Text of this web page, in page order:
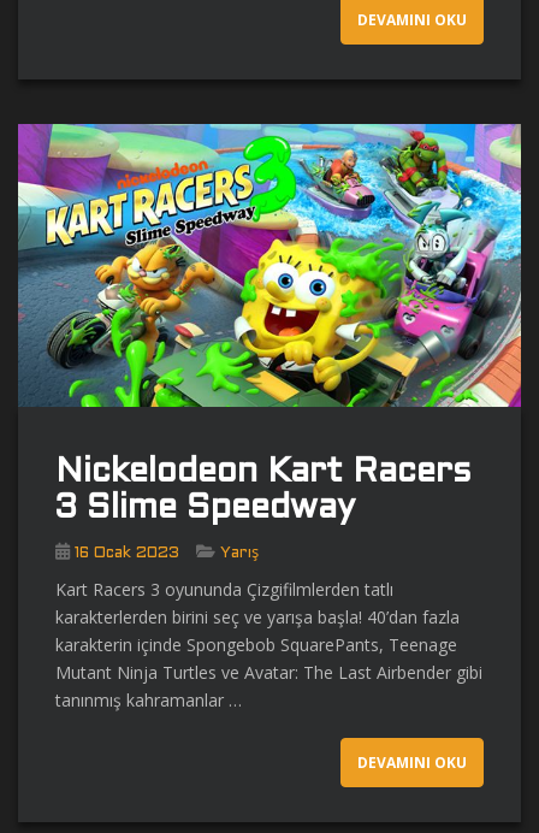
DEVAMINI OKU
Nickelodeon Kart Racers
3 Slime Speedway
16 Ocak 2023 Yarış
Kart Racers 3 oyununda Çizgifilmlerden tatlı
karakterlerden birini seç ve yarışa başla! 40’dan fazla
karakterin içinde Spongebob SquarePants, Teenage
Mutant Ninja Turtles ve Avatar: The Last Airbender gibi
tanınmış kahramanlar …
DEVAMINI OKU